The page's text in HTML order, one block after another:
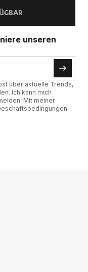
unseren
über aktuelle Trends,
Ich kann mich
Mit meiner